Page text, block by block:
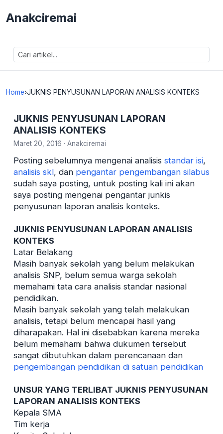
Anakciremai
Home›JUKNIS PENYUSUNAN LAPORAN ANALISIS KONTEKS
JUKNIS PENYUSUNAN LAPORAN
ANALISIS KONTEKS
Maret 20, 2016 · Anakciremai
Posting sebelumnya mengenai analisis standar isi,
analisis skl, dan pengantar pengembangan silabus
sudah saya posting, untuk posting kali ini akan
saya posting mengenai pengantar junkis
penyusunan laporan analisis konteks.
JUKNIS PENYUSUNAN LAPORAN ANALISIS
KONTEKS
Latar Belakang
Masih banyak sekolah yang belum melakukan
analisis SNP, belum semua warga sekolah
memahami tata cara analisis standar nasional
pendidikan.
Masih banyak sekolah yang telah melakukan
analisis, tetapi belum mencapai hasil yang
diharapakan. Hal ini disebabkan karena mereka
belum memahami bahwa dukumen tersebut
sangat dibutuhkan dalam perencanaan dan
pengembangan pendidikan di satuan pendidikan
UNSUR YANG TERLIBAT JUKNIS PENYUSUNAN
LAPORAN ANALISIS KONTEKS
Kepala SMA
Tim kerja